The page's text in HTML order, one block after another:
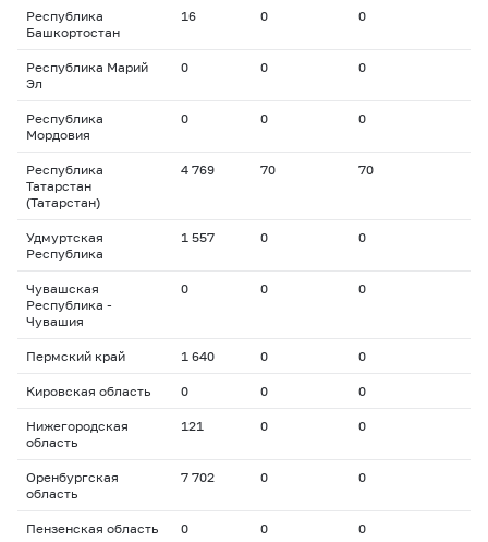
Республика
Башкортостан
16 0 0
Республика Марий
Эл
0 0 0
Республика
Мордовия
0 0 0
Республика
Татарстан
(Татарстан)
4 769 70 70
Удмуртская
Республика
1 557 0 0
Чувашская
Республика -
Чувашия
0 0 0
Пермский край 1 640 0 0
Кировская область 0 0 0
Нижегородская
область
121 0 0
Оренбургская
область
7 702 0 0
Пензенская область 0 0 0